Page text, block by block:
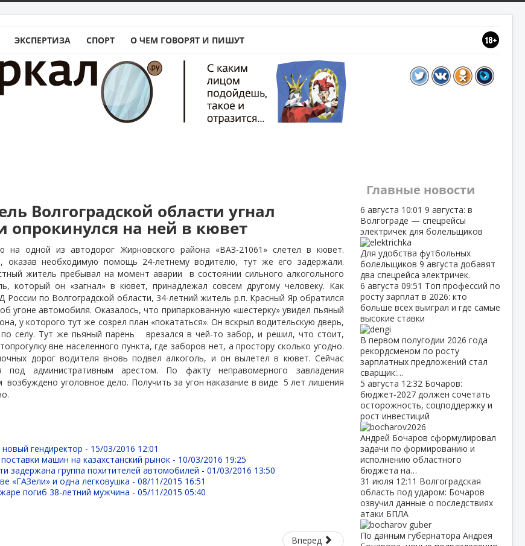
ЭКСПЕРТИЗА СПОРТ О ЧЕМ ГОВОРЯТ И ПИШУТ
Волгоградской области угнал
опрокинулся на ней в кювет
на одной из автодорог Жирновского района «ВАЗ-21061» слетел в кювет.
оказав необходимую помощь 24-летнему водителю, тут же его задержали.
житель пребывал на момент аварии
в состоянии сильного алкогольного
который он «загнал» в кювет, принадлежал совсем другому человеку. Как
России по Волгоградской области, 34-летний житель р.п. Красный Яр обратился
угоне автомобиля. Оказалось, что припаркованную «шестерку» увидел пьяный
у которого тут же созрел план «покататься». Он вскрыл водительскую дверь,
селу. Тут же пьяный парень
врезался в чей-то забор, и решил, что стоит,
вне населенного пункта, где заборов нет, а простору сколько угодно.
дорог водителя вновь подвел алкоголь, и он вылетел в кювет. Сейчас
под административным арестом. По факту неправомерного завладения
возбуждено уголовное дело. Получить за угон наказание в виде 5 лет лишения
гендиректор - 15/03/2016 12:01
машин на казахстанский рынок - 10/03/2016 19:25
задержана группа похитителей автомобилей -01/03/2016 13:50
«ГАЗели» и одна легковушка -08/11/2015 16:51
погиб 38-летний мужчина -05/11/2015 05:40
Вперед
Главные новости
6 августа 10:01 9 августа: в
Волгограде — спецрейсы
электричек для болельщиков
Для удобства футбольных
болельщиков 9 августа добавят
два спецрейса электричек.
6 августа 09:51 Топ профессий по
росту зарплат в 2026: кто
больше всех выиграл и где самые
высокие ставки
В первом полугодии 2026 года
рекордсменом по росту
зарплатных предложений стал
сварщик:…
5 августа 12:32 Бочаров:
бюджет‑2027 должен сочетать
осторожность, соцподдержку и
рост инвестиций
Андрей Бочаров сформулировал
задачи по формированию и
исполнению областного
бюджета на…
31 июля 12:11 Волгоградская
область под ударом: Бочаров
озвучил данные о последствиях
атаки БПЛА
По данным губернатора Андрея